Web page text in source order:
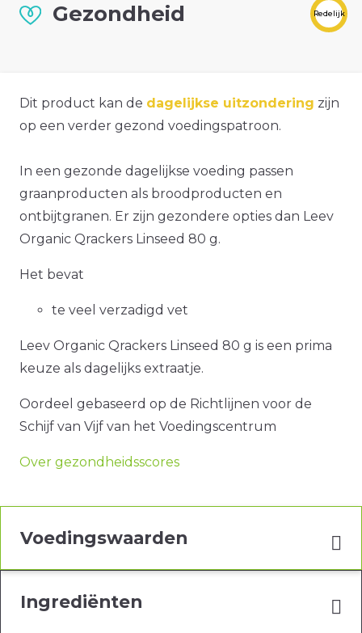
Gezondheid Redelijk
Dit product kan de dagelijkse uitzondering zijn
op een verder gezond voedingspatroon.
In een gezonde dagelijkse voeding passen
graanproducten als broodproducten en
ontbijtgranen. Er zijn gezondere opties dan Leev
Organic Qrackers Linseed 80 g.
Het bevat
te veel verzadigd vet
Leev Organic Qrackers Linseed 80 g is een prima
keuze als dagelijks extraatje.
Oordeel gebaseerd op de Richtlijnen voor de
Schijf van Vijf van het Voedingscentrum
Over gezondheidsscores
Voedingswaarden
Ingrediënten